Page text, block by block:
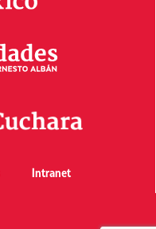
Intranet